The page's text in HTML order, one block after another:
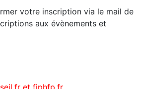
votre inscription via le mail de
aux évènements et
et fiphfp.fr